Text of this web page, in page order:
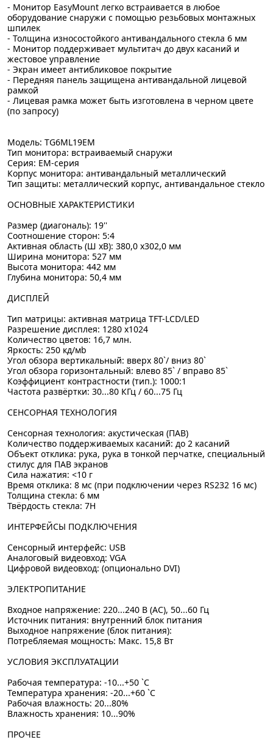
- Монитор EasyMount легко встраивается в любое
оборудование снаружи с помощью резьбовых монтажных
шпилек
- Толщина износостойкого антивандального стекла 6 мм
- Монитор поддерживает мультитач до двух касаний и
жестовое управление
- Экран имеет антибликовое покрытие
- Передняя панель защищена антивандальной лицевой
рамкой
- Лицевая рамка может быть изготовлена в черном цвете
(по запросу)
Модель: TG6ML19EM
Тип монитора: встраиваемый снаружи
Серия: EM-серия
Корпус монитора: антивандальный металлический
Тип защиты: металлический корпус, антивандальное стекло
ОСНОВНЫЕ ХАРАКТЕРИСТИКИ
Размер (диагональ): 19''
Соотношение сторон: 5:4
Активная область (Ш xВ): 380,0 x302,0 мм
Ширина монитора: 527 мм
Высота монитора: 442 мм
Глубина монитора: 50,4 мм
ДИСПЛЕЙ
Тип матрицы: активная матрица TFT-LCD/LED
Разрешение дисплея: 1280 x1024
Количество цветов: 16,7 млн.
Яркость: 250 кд/мb
Угол обзора вертикальный: вверх 80`/ вниз 80`
Угол обзора горизонтальный: влево 85` / вправо 85`
Коэффициент контрастности (тип.): 1000:1
Частота развёртки: 30...80 КГц / 60...75 Гц
СЕНСОРНАЯ ТЕХНОЛОГИЯ
Сенсорная технология: акустическая (ПАВ)
Количество поддерживаемых касаний: до 2 касаний
Объект отклика: рука, рука в тонкой перчатке, специальный
стилус для ПАВ экранов
Сила нажатия: <10 г
Время отклика: 8 мс (при подключении через RS232 16 мс)
Толщина стекла: 6 мм
Твёрдость стекла: 7H
ИНТЕРФЕЙСЫ ПОДКЛЮЧЕНИЯ
Сенсорный интерфейс: USB
Аналоговый видеовход: VGA
Цифровой видеовход: (опционально DVI)
ЭЛЕКТРОПИТАНИЕ
Входное напряжение: 220...240 В (AC), 50...60 Гц
Источник питания: внутренний блок питания
Выходное напряжение (блок питания):
Потребляемая мощность: Макс. 15,8 Вт
УСЛОВИЯ ЭКСПЛУАТАЦИИ
Рабочая температура: -10...+50 `C
Температура хранения: -20...+60 `C
Рабочая влажность: 20...80%
Влажность хранения: 10...90%
ПРОЧЕЕ